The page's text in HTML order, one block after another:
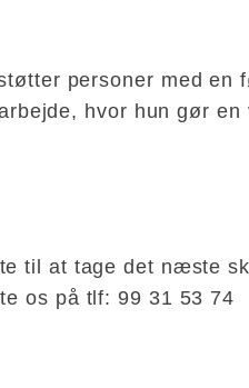
personer med en
hvor hun gør
til at tage det næste
os på tlf: 99 31 53 74